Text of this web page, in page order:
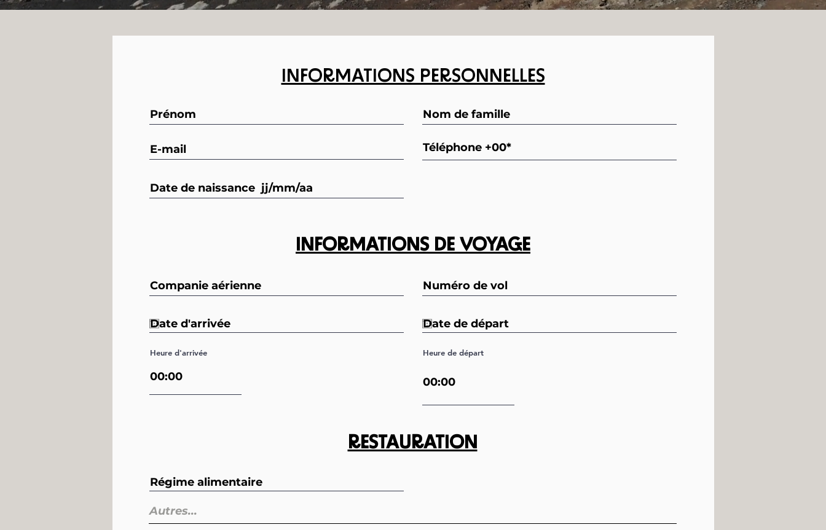
INFORMATIONS PERSONNELLES
INFORMATIONS DE VOYAGE
Heure d'arrivée Heure de départ
RESTAURATION